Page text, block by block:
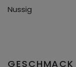
Nussig